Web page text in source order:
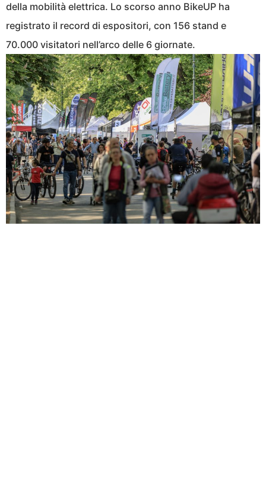
della mobilità elettrica. Lo scorso anno BikeUP ha
registrato il record di espositori, con 156 stand e
70.000 visitatori nell’arco delle 6 giornate.